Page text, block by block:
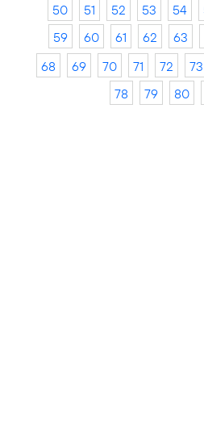
50
51 52 53 54
59
60 61 62 63
68
69 70 71 72 73
78
79 80